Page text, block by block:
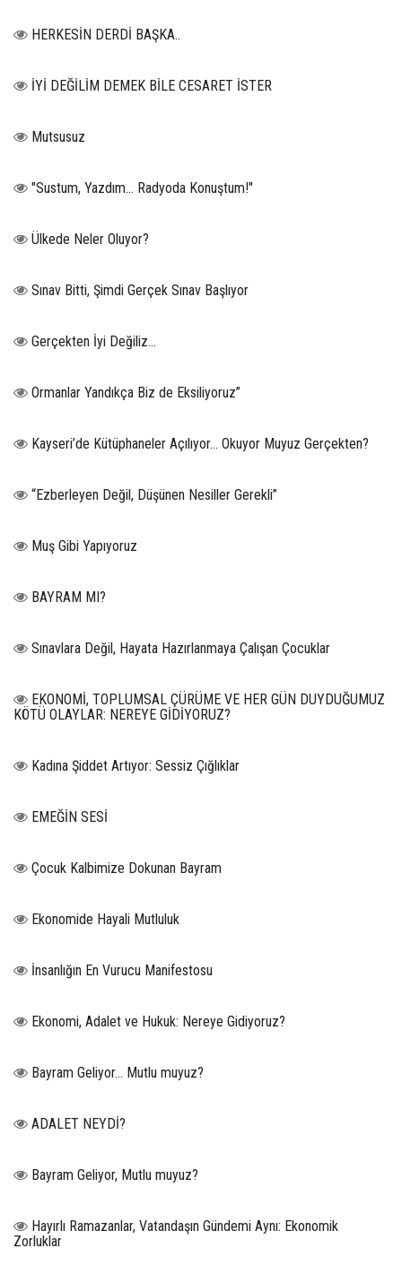
HERKESİN DERDİ BAŞKA..
İYİ DEĞİLİM DEMEK BİLE CESARET İSTER
Mutsusuz
"Sustum, Yazdım... Radyoda Konuştum!"
Ülkede Neler Oluyor?
Sınav Bitti, Şimdi Gerçek Sınav Başlıyor
Gerçekten İyi Değiliz...
Ormanlar Yandıkça Biz de Eksiliyoruz”
Kayseri’de Kütüphaneler Açılıyor… Okuyor Muyuz Gerçekten?
“Ezberleyen Değil, Düşünen Nesiller Gerekli”
Muş Gibi Yapıyoruz
BAYRAM MI?
Sınavlara Değil, Hayata Hazırlanmaya Çalışan Çocuklar
EKONOMİ, TOPLUMSAL ÇÜRÜME VE HER GÜN DUYDUĞUMUZ
KÖTÜ OLAYLAR: NEREYE GİDİYORUZ?
Kadına Şiddet Artıyor: Sessiz Çığlıklar
EMEĞİN SESİ
Çocuk Kalbimize Dokunan Bayram
Ekonomide Hayali Mutluluk
İnsanlığın En Vurucu Manifestosu
Ekonomi, Adalet ve Hukuk: Nereye Gidiyoruz?
Bayram Geliyor… Mutlu muyuz?
ADALET NEYDİ?
Bayram Geliyor, Mutlu muyuz?
Hayırlı Ramazanlar, Vatandaşın Gündemi Aynı: Ekonomik
Zorluklar